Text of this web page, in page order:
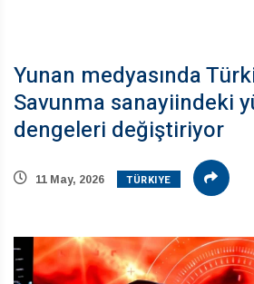
Yunan medyasında
Savunma sanayiindeki
dengeleri değiştiriyor
11 May, 2026 TÜRKIYE